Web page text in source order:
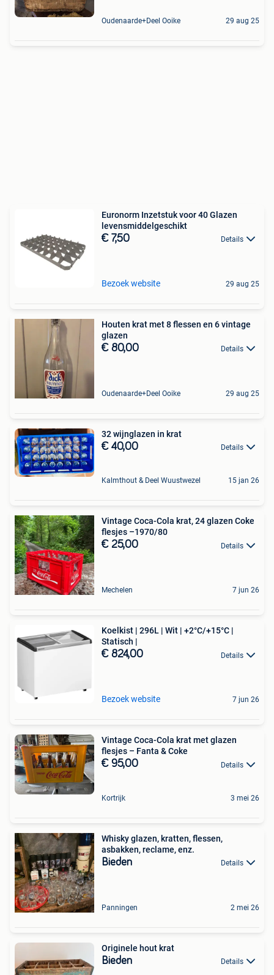
Oudenaarde+Deel Ooike 29 aug 25
Euronorm Inzetstuk voor 40 Glazen
levensmiddelgeschikt
€ 7,50 Details
Bezoek website 29 aug 25
Houten krat met 8 flessen en 6 vintage
glazen
€ 80,00 Details
Oudenaarde+Deel Ooike 29 aug 25
32 wijnglazen in krat
€ 40,00 Details
Kalmthout & Deel Wuustwezel 15 jan 26
Vintage Coca-Cola krat, 24 glazen Coke
flesjes –1970/80
€ 25,00 Details
Mechelen 7 jun 26
Koelkist | 296L | Wit | +2°C/+15°C |
Statisch |
€ 824,00 Details
Bezoek website 7 jun 26
Vintage Coca-Cola krat met glazen
flesjes – Fanta & Coke
€ 95,00 Details
Kortrijk 3 mei 26
Whisky glazen, kratten, flessen,
asbakken, reclame, enz.
Bieden Details
Panningen 2 mei 26
Originele hout krat
Bieden Details